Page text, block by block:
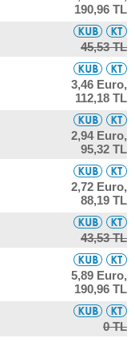
190,96 TL
45,53 TL
3,46 Euro,
112,18 TL
2,94 Euro,
95,32 TL
2,72 Euro,
88,19 TL
43,53 TL
5,89 Euro,
190,96 TL
0 TL